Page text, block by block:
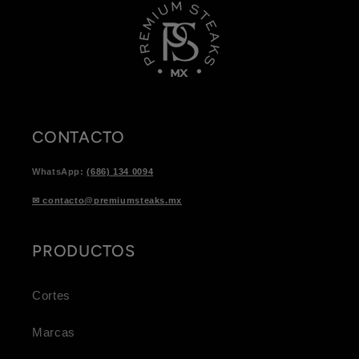
CONTACTO
WhatsApp:(686) 134 0094
✉ contacto@premiumsteaks.mx
PRODUCTOS
Cortes
Marcas